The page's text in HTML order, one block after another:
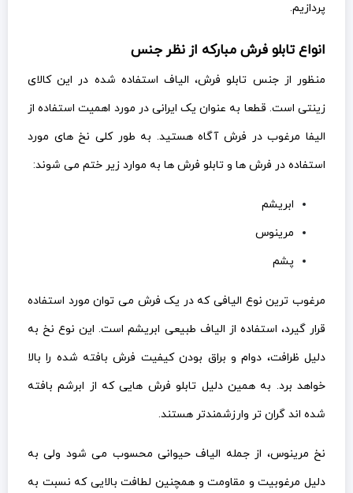
پردازیم.
انواع تابلو فرش مبارکه از نظر جنس
منظور از جنس تابلو فرش، الیاف استفاده شده در این کالای
زینتی است. قطعا به عنوان یک ایرانی در مورد اهمیت استفاده از
الیفا مرغوب در فرش آگاه هستید. به طور کلی نخ های مورد
استفاده در فرش ها و تابلو فرش ها به موارد زیر ختم می شوند:
ابریشم
مرینوس
پشم
مرغوب ترین نوع الیافی که در یک فرش می توان مورد استفاده
قرار گیرد، استفاده از الیاف طبیعی ابریشم است. این نوع نخ به
دلیل ظرافت، دوام و براق بودن کیفیت فرش بافته شده را بالا
خواهد برد. به همین دلیل تابلو فرش هایی که از ابرشم بافته
شده اند گران تر وارزشمندتر هستند.
نخ مرینوس، از جمله الیاف حیوانی محسوب می شود ولی به
دلیل مرغوبیت و مقاومت و همچنین لطافت بالایی که نسبت به